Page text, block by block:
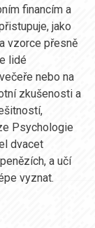
financím a
jako
vzorce přesně
lidé
nebo na
zkušenosti a
Psychologie
dvacet
a učí
vyznat.